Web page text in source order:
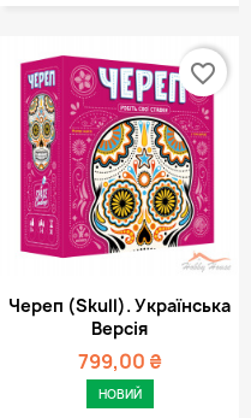
Череп (Skull). Українська
Версія
799,00 ₴
НОВИЙ
favorite_border